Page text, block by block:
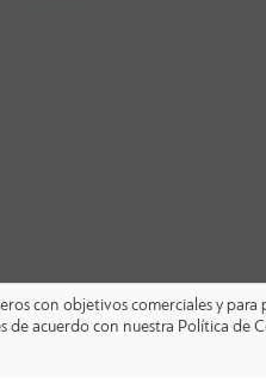
con objetivos comerciales y
de acuerdo con nuestra Política de